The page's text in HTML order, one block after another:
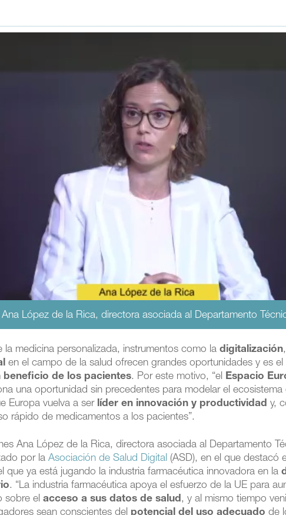
Ana López de la Rica, directora asociada al Departamento
la medicina personalizada, instrumentos como ladigitalización
en el campo de la salud ofrecen grandes oportunidades y es
de los pacientes. Por este motivo, “el Espacio
una oportunidad sin precedentes para modelar el
Europa vuelva a ser líder en innovación y productividad y,
rápido de medicamentos a los pacientes”.
Ana López de la Rica, directora asociada al Departamento
por laAsociación de Salud Digital (ASD), en el que destacó
que ya está jugando la industria farmacéutica innovadora en la
. “La industria farmacéutica apoya el esfuerzo de la UE para
sobre elacceso a sus datos de salud, y al mismo tiempo
sean conscientes del potencial del uso adecuado de